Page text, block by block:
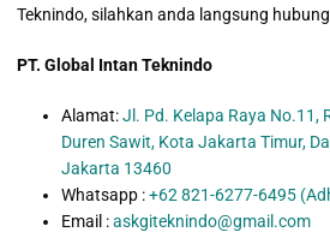
Teknindo, silahkan anda langsung
PT. Global Intan Teknindo
Alamat:Jl. Pd. Kelapa Raya No.11,
Duren Sawit, Kota Jakarta Timur,
Jakarta 13460
Whatsapp :+62 821-6277-6495
Email :askgiteknindo@gmail.com